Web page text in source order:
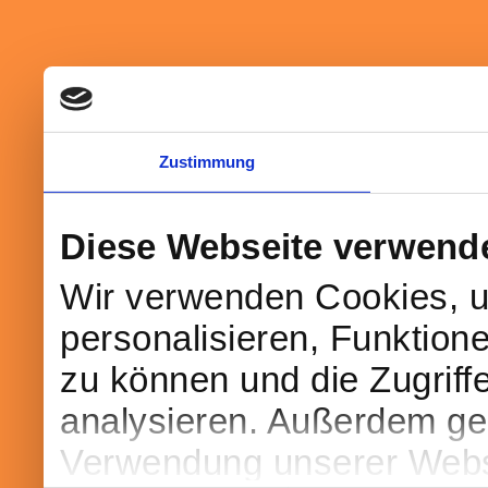
Zustimmung
Diese Webseite
Wir verwenden Cookies,
personalisieren,
zu können und die
analysieren. Außerdem
Verwendung unserer